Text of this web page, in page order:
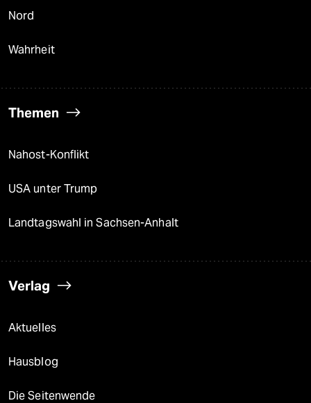
Nord
Wahrheit
Themen
Nahost-Konflikt
USA unter Trump
Landtagswahl in Sachsen-Anhalt
Verlag
Aktuelles
Hausblog
Die Seitenwende